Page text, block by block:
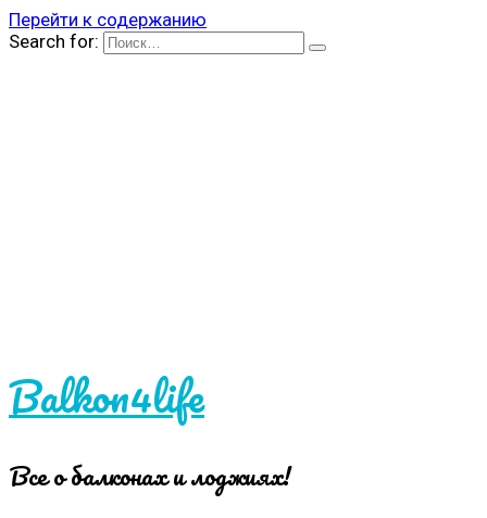
Перейти к содержанию
Search for:
Balkon4life
Все о балконах и лоджиях!